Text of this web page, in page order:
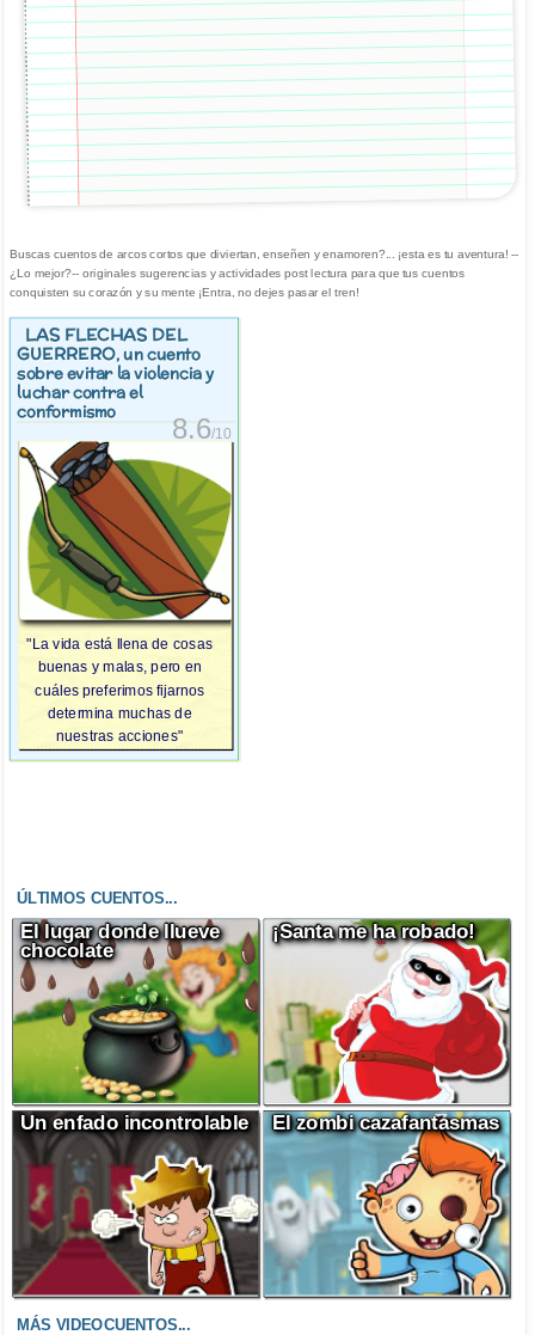
Buscas cuentos de arcos cortos que diviertan, enseñen y enamoren?... ¡esta es tu aventura! --
¿Lo mejor?-- originales sugerencias y actividades post lectura para que tus cuentos
conquisten su corazón y su mente ¡Entra, no dejes pasar el tren!
LAS FLECHAS DEL
GUERRERO, un cuento
sobre evitar la violencia y
luchar contra el
conformismo
8.6/10
"La vida está llena de cosas
buenas y malas, pero en
cuáles preferimos fijarnos
determina muchas de
nuestras acciones"
ÚLTIMOS CUENTOS...
El lugar donde llueve
chocolate
¡Santa me ha robado!
Un enfado incontrolable El zombi cazafantasmas
MÁS VIDEOCUENTOS...